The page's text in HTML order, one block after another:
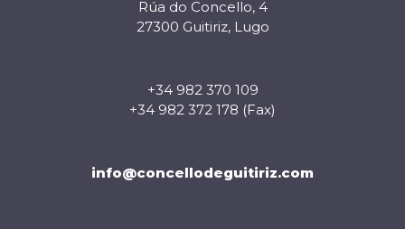
Rúa do Concello, 4
27300 Guitiriz, Lugo
+34 982 370 109
+34 982 372 178 (Fax)
info@concellodeguitiriz.com